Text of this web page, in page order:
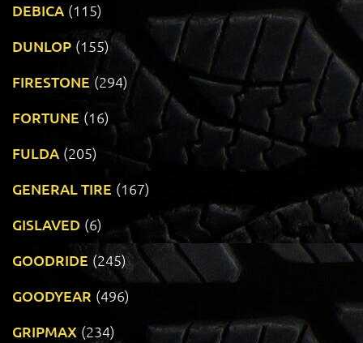
DEBICA (115)
DUNLOP (155)
FIRESTONE (294)
FORTUNE (16)
FULDA (205)
GENERAL TIRE (167)
GISLAVED (6)
GOODRIDE (245)
GOODYEAR (496)
GRIPMAX (234)